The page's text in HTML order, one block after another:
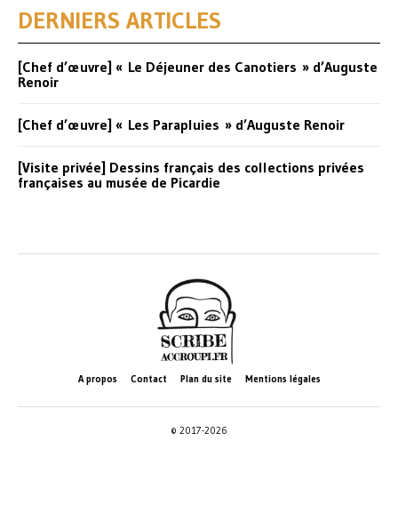
DERNIERS ARTICLES
[Chef d’œuvre] « Le Déjeuner des Canotiers » d’Auguste
Renoir
[Chef d’œuvre] « Les Parapluies » d’Auguste Renoir
[Visite privée] Dessins français des collections privées
françaises au musée de Picardie
A propos Contact Plan du site Mentions légales
© 2017-2026